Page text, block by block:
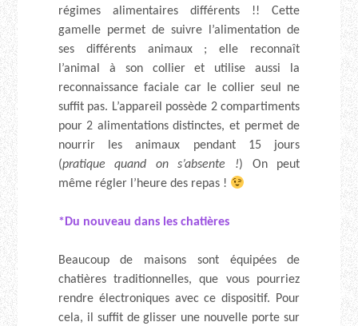
régimes alimentaires différents !! Cette
gamelle permet de suivre l’alimentation de
ses différents animaux ; elle reconnaît
l’animal à son collier et utilise aussi la
reconnaissance faciale car le collier seul ne
suffit pas. L’appareil possède 2 compartiments
pour 2 alimentations distinctes, et permet de
nourrir les animaux pendant 15 jours
(pratique quand on s’absente !) On peut
même régler l’heure des repas !
*Du nouveau dans les chatières
Beaucoup de maisons sont équipées de
chatières traditionnelles, que vous pourriez
rendre électroniques avec ce dispositif. Pour
cela, il suffit de glisser une nouvelle porte sur